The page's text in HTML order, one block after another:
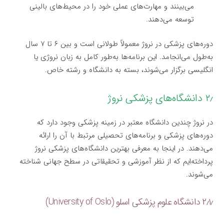
می‌بینند و مهارت‌های عملی خود را در محیط‌های بالینی
توسعه می‌دهند.
دوره‌های پزشکی در نروژ معمولاً طولانی است و بین ۶ تا ۷ سال
به‌طول می‌انجامد. این برنامه‌ها به‌طور کامل به زبان نروژی یا
انگلیسی برگزار می‌شوند، بسته به دانشگاه و رشته خاص.
۲٫ دانشگاه‌های پزشکی نروژ
در نروژ چندین دانشگاه معتبر در زمینه پزشکی وجود دارد که
دوره‌های پزشکی و برنامه‌های تحصیلی مرتبط با آن را ارائه
می‌دهند. در اینجا به معرفی بهترین دانشگاه‌های پزشکی نروژ
پرداخته‌ایم که از نظر آموزشی و تحقیقاتی در سطح جهانی شناخته
می‌شوند.
۲٫۱٫ دانشگاه علوم پزشکی اسلو (University of Oslo)